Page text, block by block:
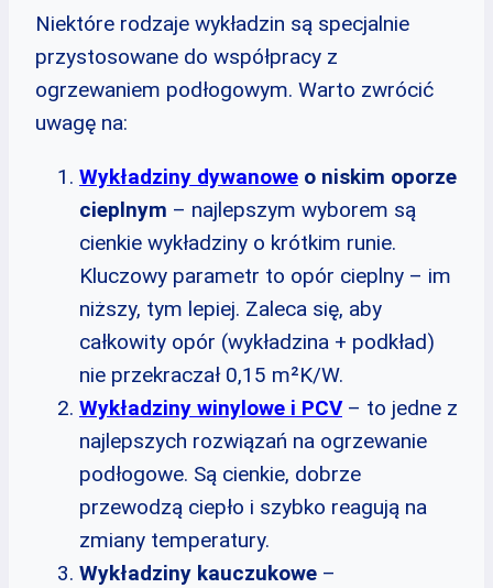
Niektóre rodzaje wykładzin są specjalnie
przystosowane do współpracy z
ogrzewaniem podłogowym. Warto zwrócić
uwagę na:
Wykładziny dywanowe o niskim oporze
cieplnym – najlepszym wyborem są
cienkie wykładziny o krótkim runie.
Kluczowy parametr to opór cieplny – im
niższy, tym lepiej. Zaleca się, aby
całkowity opór (wykładzina + podkład)
nie przekraczał 0,15 m²K/W.
Wykładziny winylowe i PCV– to jedne z
najlepszych rozwiązań na ogrzewanie
podłogowe. Są cienkie, dobrze
przewodzą ciepło i szybko reagują na
zmiany temperatury.
Wykładziny kauczukowe –